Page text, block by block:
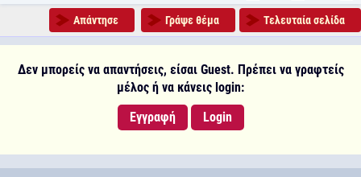
Απάντησε Γράψε θέμα Τελευταία σελίδα
Δεν μπορείς να απαντήσεις, είσαι Guest. Πρέπει να γραφτείς
μέλος ή να κάνεις login:
Εγγραφή
Login